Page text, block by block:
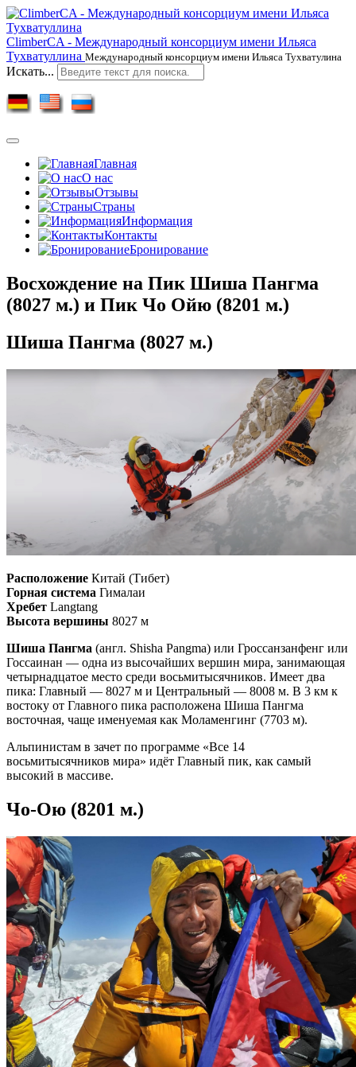
ClimberCA - Международный консорциум имени Ильяса
Тухватуллина Международный консорциум имени Ильяса Тухватулина
Искать...
Главная
О нас
Отзывы
Страны
Информация
Контакты
Бронирование
Восхождение на Пик Шиша Пангма
(8027 м.) и Пик Чо Ойю (8201 м.)
Шиша Пангма (8027 м.)
Расположение Китай (Тибет)
Горная система Гималаи
Хребет Langtang
Высота вершины 8027 м
Шиша Пангма (англ. Shisha Pangma) или Гроссанзанфенг или
Госсаинан — одна из высочайших вершин мира, занимающая
четырнадцатое место среди восьмитысячников. Имеет два
пика: Главный — 8027 м и Центральный — 8008 м. В 3 км к
востоку от Главного пика расположена Шиша Пангма
восточная, чаще именуемая как Моламенгинг (7703 м).
Альпинистам в зачет по программе «Все 14
восьмитысячников мира» идёт Главный пик, как самый
высокий в массиве.
Чо-Ою (8201 м.)